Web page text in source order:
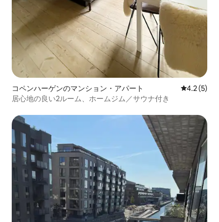
コペンハーゲンのマンション・アパート レビュー5
4.2 (5)
居心地の良い2ルーム、ホームジム／サウナ付き